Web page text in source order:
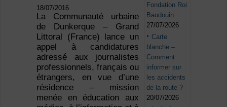
18/07/2016
La Communauté urbaine
de Dunkerque – Grand
Littoral (France) lance un
appel à candidatures
adressé aux journalistes
professionnels, français ou
étrangers, en vue d’une
résidence – mission
menée en éducation aux
Fondation Roi
Baudouin
27/07/2026
Carte
blanche –
Comment
informer sur
les accidents
de la route ?
20/07/2026